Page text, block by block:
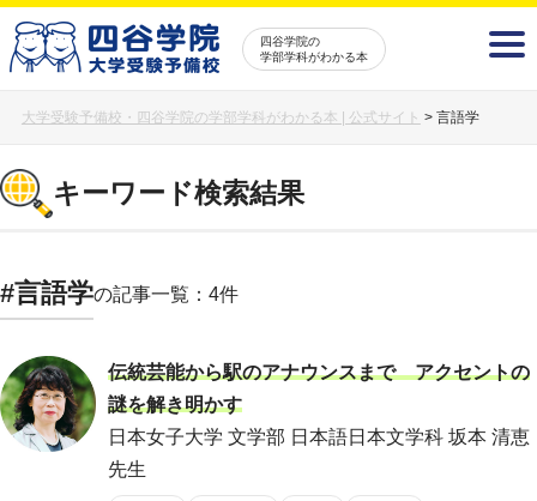
四谷学院の
学部学科がわかる本
大学受験予備校・四谷学院の学部学科がわかる本 | 公式サイト > 言語学
キーワード検索結果
#言語学の記事一覧：4件
伝統芸能から駅のアナウンスまで アクセントの
謎を解き明かす
日本女子大学 文学部 日本語日本文学科 坂本 清恵
先生